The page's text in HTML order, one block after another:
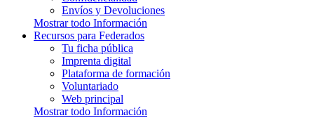
Envíos y Devoluciones
Mostrar todo Información
Recursos para Federados
Tu ficha pública
Imprenta digital
Plataforma de formación
Voluntariado
Web principal
Mostrar todo Información